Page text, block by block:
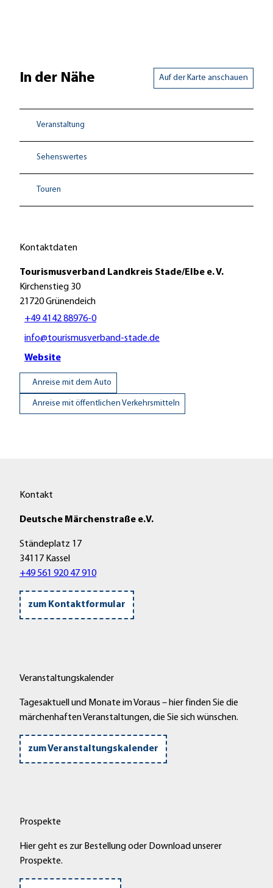
In der Nähe Auf der Karte anschauen
Veranstaltung
Sehenswertes
Touren
Kontaktdaten
Tourismusverband Landkreis Stade/Elbe e. V.
Kirchenstieg 30
21720Grünendeich
+49 4142 88976-0
info@tourismusverband-stade.de
Website
Anreise mit dem Auto
Anreise mit öffentlichen Verkehrsmitteln
Kontakt
Deutsche Märchenstraße e.V.
Ständeplatz 17
34117 Kassel
+49 561 920 47 910
zum Kontaktformular
Veranstaltungskalender
Tagesaktuell und Monate im Voraus – hier finden Sie die
märchenhaften Veranstaltungen, die Sie sich wünschen.
zum Veranstaltungskalender
Prospekte
Hier geht es zur Bestellung oder Download unserer
Prospekte.